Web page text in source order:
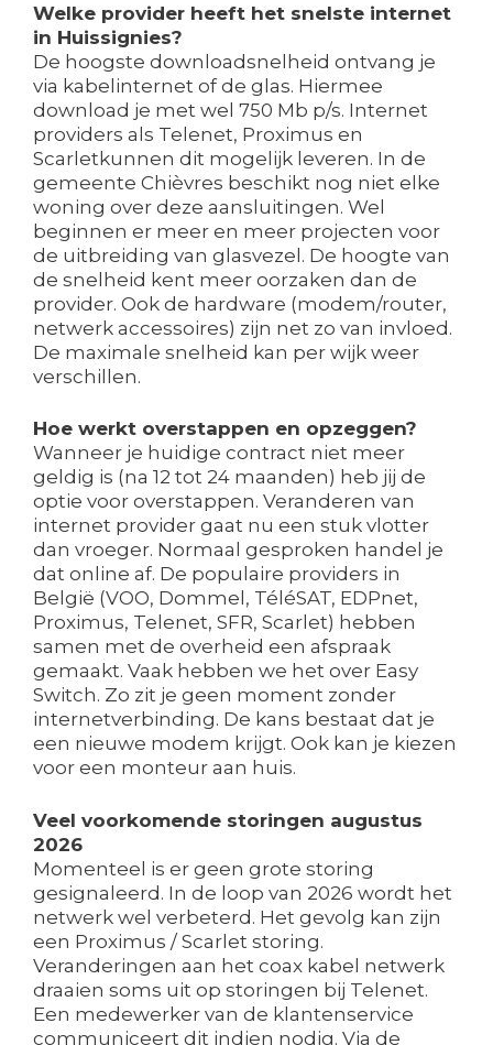
Welke provider heeft het snelste internet
in Huissignies?
De hoogste downloadsnelheid ontvang je
via kabelinternet of de glas. Hiermee
download je met wel 750 Mb p/s. Internet
providers als Telenet, Proximus en
Scarletkunnen dit mogelijk leveren. In de
gemeente Chièvres beschikt nog niet elke
woning over deze aansluitingen. Wel
beginnen er meer en meer projecten voor
de uitbreiding van glasvezel. De hoogte van
de snelheid kent meer oorzaken dan de
provider. Ook de hardware (modem/router,
netwerk accessoires) zijn net zo van invloed.
De maximale snelheid kan per wijk weer
verschillen.
Hoe werkt overstappen en opzeggen?
Wanneer je huidige contract niet meer
geldig is (na 12 tot 24 maanden) heb jij de
optie voor overstappen. Veranderen van
internet provider gaat nu een stuk vlotter
dan vroeger. Normaal gesproken handel je
dat online af. De populaire providers in
België (VOO, Dommel, TéléSAT, EDPnet,
Proximus, Telenet, SFR, Scarlet) hebben
samen met de overheid een afspraak
gemaakt. Vaak hebben we het over Easy
Switch. Zo zit je geen moment zonder
internetverbinding. De kans bestaat dat je
een nieuwe modem krijgt. Ook kan je kiezen
voor een monteur aan huis.
Veel voorkomende storingen augustus
2026
Momenteel is er geen grote storing
gesignaleerd. In de loop van 2026 wordt het
netwerk wel verbeterd. Het gevolg kan zijn
een Proximus / Scarlet storing.
Veranderingen aan het coax kabel netwerk
draaien soms uit op storingen bij Telenet.
Een medewerker van de klantenservice
communiceert dit indien nodig. Via de